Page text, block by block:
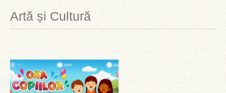
Artă și Cultură